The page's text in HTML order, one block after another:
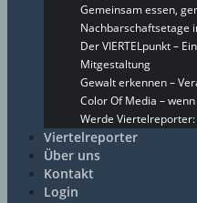
Gemeinsam essen,
Nachbarschaftsetage
Der VIERTELpunkt –
Mitgestaltung
Gewalt erkennen –
Color Of Media –
Werde
Viertelreporter
Über uns
Kontakt
Login